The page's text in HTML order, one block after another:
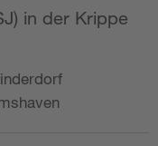
in der Krippe